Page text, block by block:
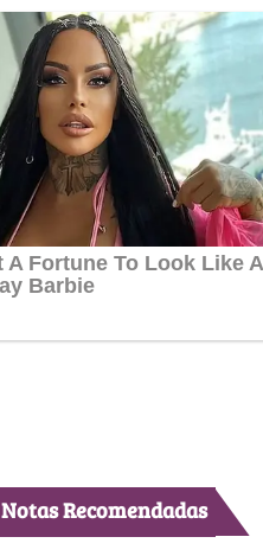
Notas Recomendadas